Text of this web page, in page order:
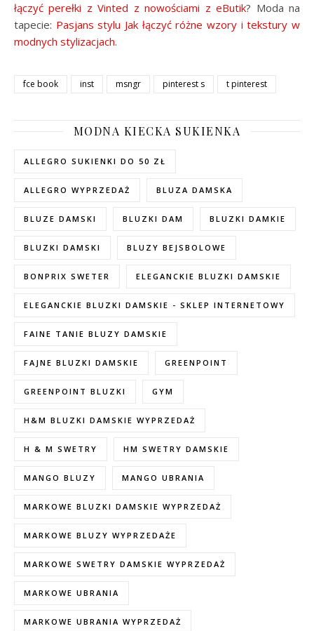
łączyć perełki z Vinted z nowościami z eButik? Moda na
tapecie: Pasjans stylu Jak łączyć różne wzory i tekstury w
modnych stylizacjach.
fce book inst msngr pinterest s t pinterest
MODNA KIECKA SUKIENKA
ALLEGRO SUKIENKI DO 50 ZŁ
ALLEGRO WYPRZEDAŻ BLUZA DAMSKA
BLUZE DAMSKI BLUZKI DAM BLUZKI DAMKIE
BLUZKI DAMSKI BLUZY BEJSBOLOWE
BONPRIX SWETER ELEGANCKIE BLUZKI DAMSKIE
ELEGANCKIE BLUZKI DAMSKIE - SKLEP INTERNETOWY
FAINE TANIE BLUZY DAMSKIE
FAJNE BLUZKI DAMSKIE GREENPOINT
GREENPOINT BLUZKI GYM
H&M BLUZKI DAMSKIE WYPRZEDAŻ
H & M SWETRY HM SWETRY DAMSKIE
MANGO BLUZY MANGO UBRANIA
MARKOWE BLUZKI DAMSKIE WYPRZEDAŻ
MARKOWE BLUZY WYPRZEDAŻE
MARKOWE SWETRY DAMSKIE WYPRZEDAŻ
MARKOWE UBRANIA
MARKOWE UBRANIA WYPRZEDAŻ